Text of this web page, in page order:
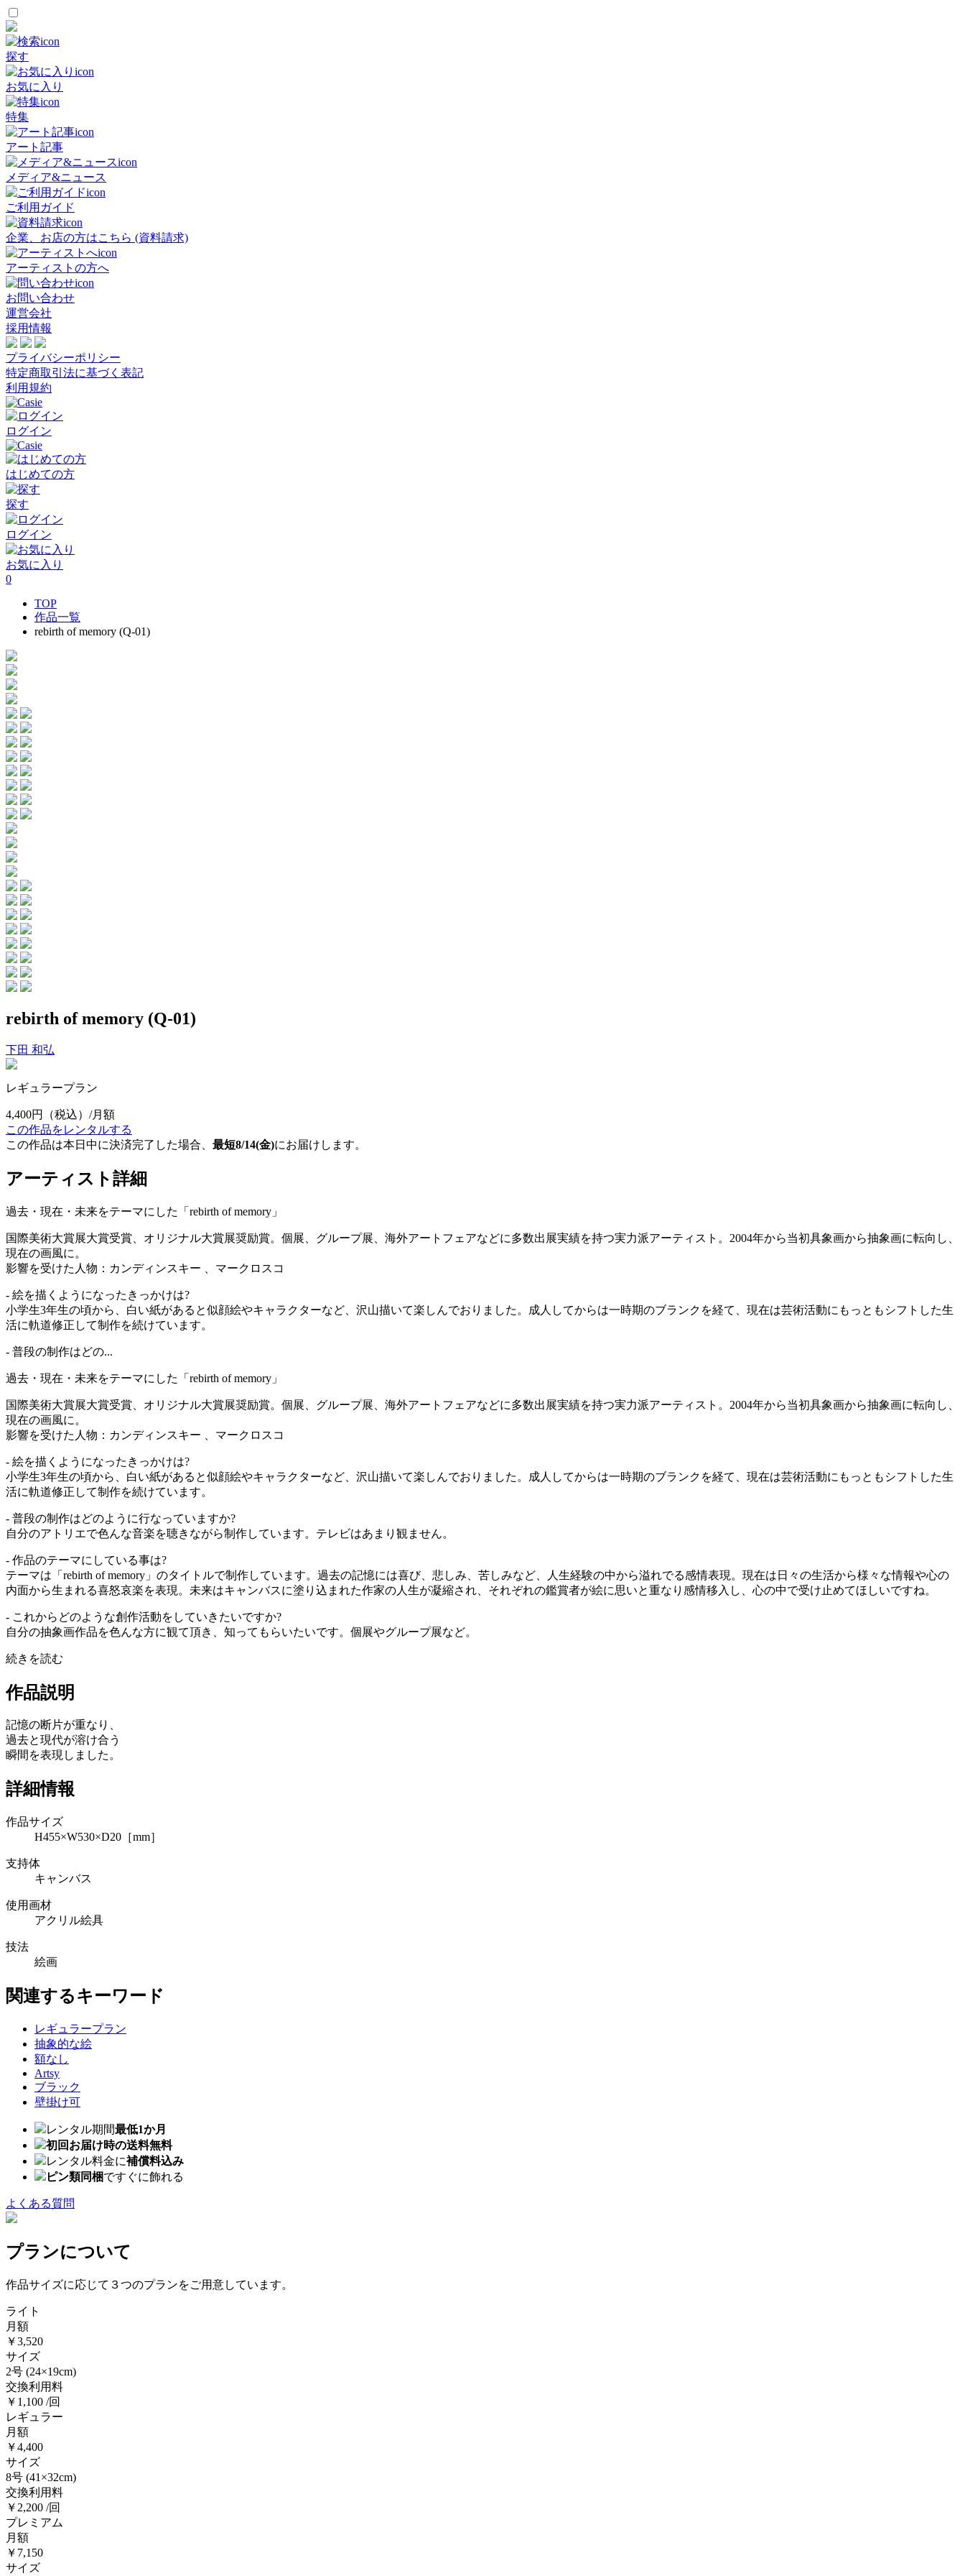
探す
お気に入り
特集
アート記事
メディア&ニュース
ご利用ガイド
企業、お店の方はこちら (資料請求)
アーティストの方へ
お問い合わせ
運営会社
採用情報
プライバシーポリシー
特定商取引法に基づく表記
利用規約
ログイン
はじめての方
探す
ログイン
お気に入り
0
TOP
作品一覧
rebirth of memory (Q-01)
rebirth of memory (Q-01)
下田 和弘
レギュラープラン
4,400円
（税込）/月額
この作品をレンタルする
この作品は本日中に決済完了した場合、 最短8/14(金)にお届けします。
アーティスト詳細
過去・現在・未来をテーマにした「rebirth of memory」
国際美術大賞展大賞受賞、オリジナル大賞展奨励賞。個展、グループ展、海外アートフェアなどに多数出展実績を持つ実力派アーティスト。2004年から当初具象画から抽象画に転向し、
現在の画風に。
影響を受けた人物：カンディンスキー 、マークロスコ
- 絵を描くようになったきっかけは?
小学生3年生の頃から、白い紙があると似顔絵やキャラクターなど、沢山描いて楽しんでおりました。成人してからは一時期のブランクを経て、現在は芸術活動にもっともシフトした生
活に軌道修正して制作を続けています。
- 普段の制作はどの...
過去・現在・未来をテーマにした「rebirth of memory」
国際美術大賞展大賞受賞、オリジナル大賞展奨励賞。個展、グループ展、海外アートフェアなどに多数出展実績を持つ実力派アーティスト。2004年から当初具象画から抽象画に転向し、
現在の画風に。
影響を受けた人物：カンディンスキー 、マークロスコ
- 絵を描くようになったきっかけは?
小学生3年生の頃から、白い紙があると似顔絵やキャラクターなど、沢山描いて楽しんでおりました。成人してからは一時期のブランクを経て、現在は芸術活動にもっともシフトした生
活に軌道修正して制作を続けています。
- 普段の制作はどのように行なっていますか?
自分のアトリエで色んな音楽を聴きながら制作しています。テレビはあまり観ません。
- 作品のテーマにしている事は?
テーマは「rebirth of memory」のタイトルで制作しています。過去の記憶には喜び、悲しみ、苦しみなど、人生経験の中から溢れでる感情表現。現在は日々の生活から様々な情報や心の
内面から生まれる喜怒哀楽を表現。未来はキャンバスに塗り込まれた作家の人生が凝縮され、それぞれの鑑賞者が絵に思いと重なり感情移入し、心の中で受け止めてほしいですね。
- これからどのような創作活動をしていきたいですか?
自分の抽象画作品を色んな方に観て頂き、知ってもらいたいです。個展やグループ展など。
続きを読む
作品説明
記憶の断片が重なり、
過去と現代が溶け合う
瞬間を表現しました。
詳細情報
作品サイズ
H455×W530×D20［mm］
支持体
キャンバス
使用画材
アクリル絵具
技法
絵画
関連するキーワード
レギュラープラン
抽象的な絵
額なし
Artsy
ブラック
壁掛け可
レンタル期間最低1か月
初回お届け時の送料無料
レンタル料金に補償料込み
ピン類同梱ですぐに飾れる
よくある質問
プランについて
作品サイズに応じて３つのプランをご用意しています。
ライト
月額
￥3,520
サイズ
2号 (24×19cm)
交換利用料
￥1,100 /回
レギュラー
月額
￥4,400
サイズ
8号 (41×32cm)
交換利用料
￥2,200 /回
プレミアム
月額
￥7,150
サイズ